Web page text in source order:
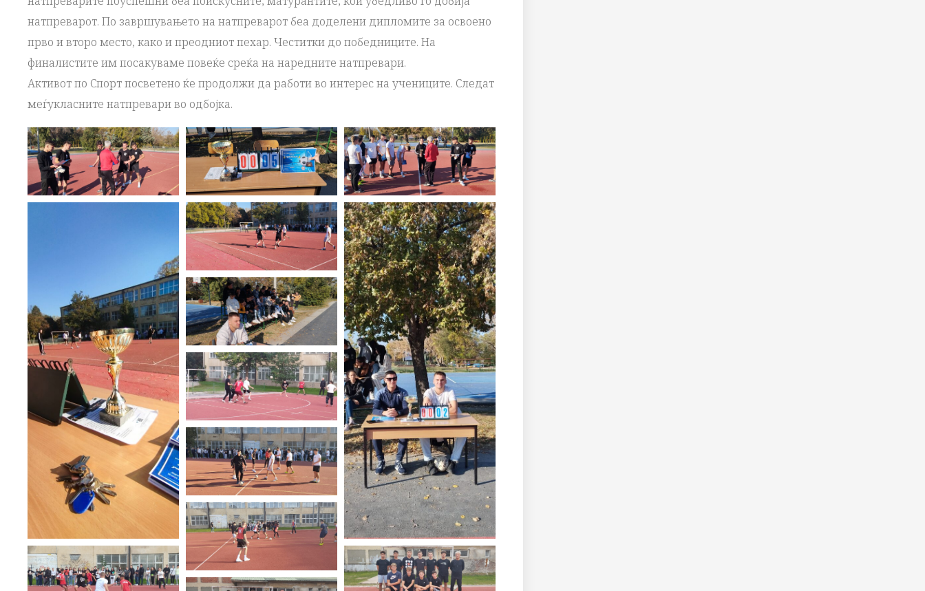
натпреварот. По завршувањето на натпреварот беа доделени дипломите за освоено
прво и второ место, како и преодниот пехар. Честитки до победниците. На
финалистите им посакуваме повеќе среќа на наредните натпревари.
Активот по Спорт посветено ќе продолжи да работи во интерес на учениците. Следат
меѓукласните натпревари во одбојка.